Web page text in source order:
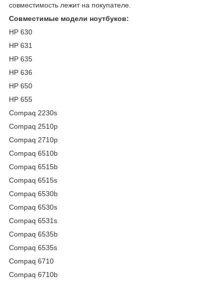
совместимость лежит на покупателе.
Совместимые модели ноутбуков:
HP 630
HP 631
HP 635
HP 636
HP 650
HP 655
Compaq 2230s
Compaq 2510p
Compaq 2710p
Compaq 6510b
Compaq 6515b
Compaq 6515s
Compaq 6530b
Compaq 6530s
Compaq 6531s
Compaq 6535b
Compaq 6535s
Compaq 6710
Compaq 6710b